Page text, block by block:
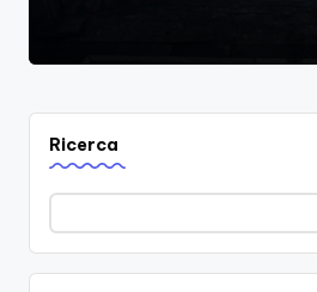
Ricerca